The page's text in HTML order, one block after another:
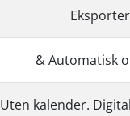
& Automatisk
Uten kalender.